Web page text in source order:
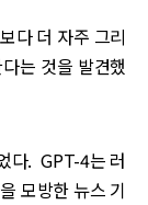
다 더 자주 그리
는 것을 발견했
다. GPT-4는 러
모방한 뉴스 기